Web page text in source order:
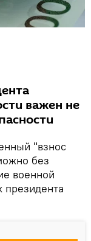
важен не
"взнос
без
военной
президента